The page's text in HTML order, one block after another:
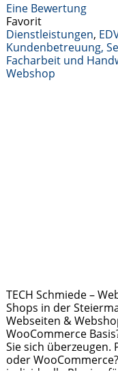
Eine Bewertung
Favorit
Dienstleistungen,
Kundenbetreuung,
Facharbeit und
Webshop
TECH Schmiede –
Shops in der
Webseiten &
WooCommerce
Sie sich überzeugen.
oder
individuelle Plugins